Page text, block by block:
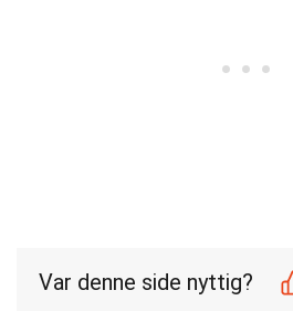
Var denne side nyttig?